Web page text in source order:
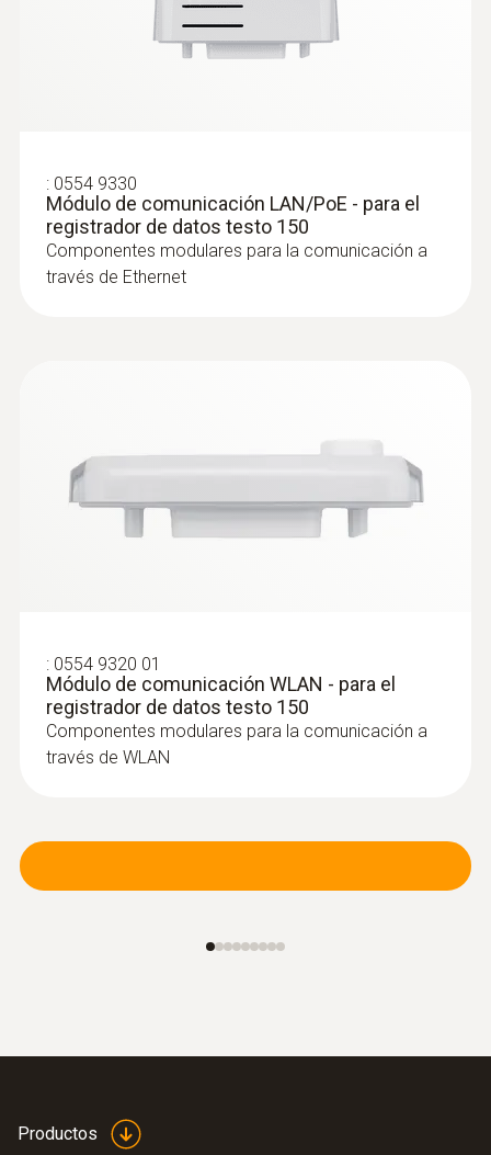
: 0554 9330
Módulo de comunicación LAN/PoE - para el
registrador de datos testo 150
Componentes modulares para la comunicación a
través de Ethernet
: 0554 9320 01
Módulo de comunicación WLAN - para el
registrador de datos testo 150
Componentes modulares para la comunicación a
través de WLAN
Productos